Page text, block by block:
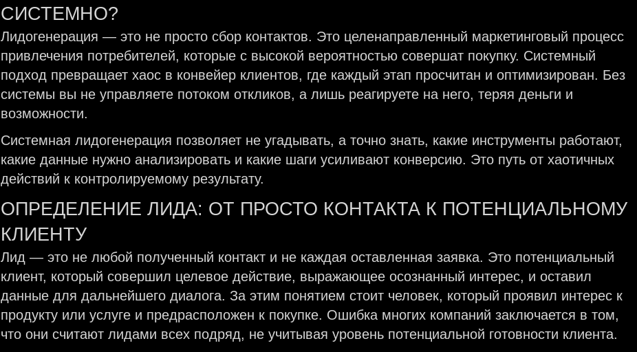
СИСТЕМНО?
Лидогенерация — это не просто сбор контактов. Это целенаправленный маркетинговый процесс
привлечения потребителей, которые с высокой вероятностью совершат покупку. Системный
подход превращает хаос в конвейер клиентов, где каждый этап просчитан и оптимизирован. Без
системы вы не управляете потоком откликов, а лишь реагируете на него, теряя деньги и
возможности.
Системная лидогенерация позволяет не угадывать, а точно знать, какие инструменты работают,
какие данные нужно анализировать и какие шаги усиливают конверсию. Это путь от хаотичных
действий к контролируемому результату.
ОПРЕДЕЛЕНИЕ ЛИДА: ОТ ПРОСТО КОНТАКТА К ПОТЕНЦИАЛЬНОМУ
КЛИЕНТУ
Лид — это не любой полученный контакт и не каждая оставленная заявка. Это потенциальный
клиент, который совершил целевое действие, выражающее осознанный интерес, и оставил
данные для дальнейшего диалога. За этим понятием стоит человек, который проявил интерес к
продукту или услуге и предрасположен к покупке. Ошибка многих компаний заключается в том,
что они считают лидами всех подряд, не учитывая уровень потенциальной готовности клиента.